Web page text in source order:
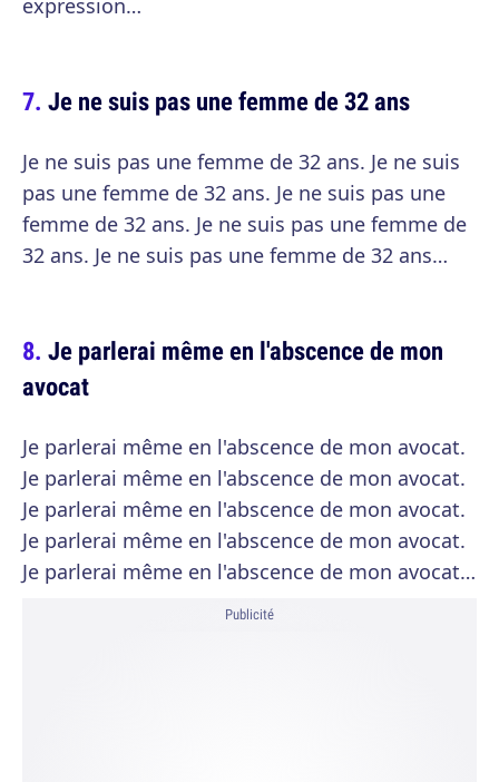
expression…
Je ne suis pas une femme de 32 ans
Je ne suis pas une femme de 32 ans. Je ne suis
pas une femme de 32 ans. Je ne suis pas une
femme de 32 ans. Je ne suis pas une femme de
32 ans. Je ne suis pas une femme de 32 ans…
Je parlerai même en l'abscence de mon
avocat
Je parlerai même en l'abscence de mon avocat.
Je parlerai même en l'abscence de mon avocat.
Je parlerai même en l'abscence de mon avocat.
Je parlerai même en l'abscence de mon avocat.
Je parlerai même en l'abscence de mon avocat…
Publicité